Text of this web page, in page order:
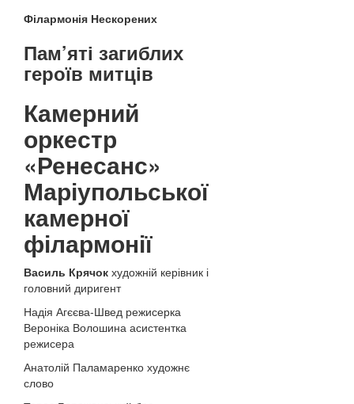
Філармонія Нескорених
Пам’яті загиблих
героїв митців
Камерний
оркестр
«Ренесанс»
Маріупольської
камерної
філармонії
Василь Крячок художній керівник і
головний диригент
Надія Агєєва-Швед режисерка
Вероніка Волошина асистентка
режисера
Анатолій Паламаренко художнє
слово